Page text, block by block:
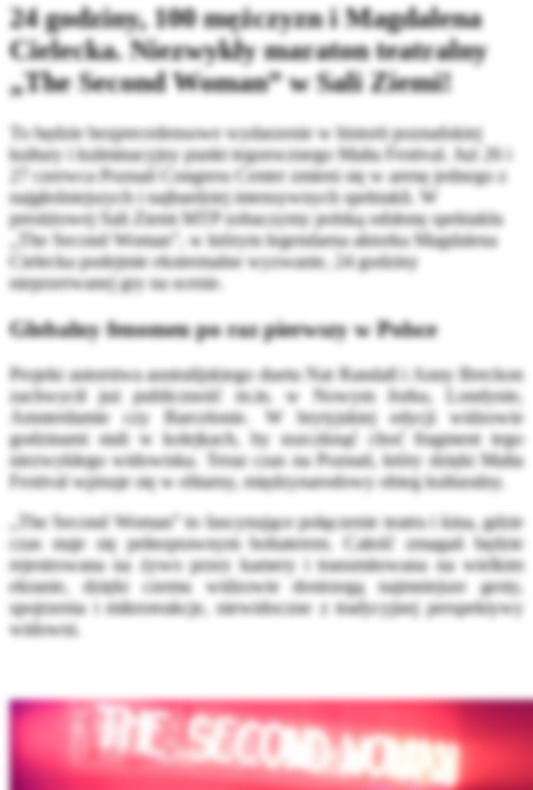
24 godziny, 100 mężczyzn i Magdalena
Cielecka. Niezwykły maraton teatralny
„The Second Woman” w Sali Ziemi!
To będzie bezprecedensowe wydarzenie w historii poznańskiej
kultury i kulminacyjny punkt tegorocznego Malta Festival. Już 26 i
27 czerwca Poznań Congress Center zmieni się w arenę jednego z
najgłośniejszych i najbardziej intensywnych spektakli. W
prestiżowej Sali Ziemi MTP zobaczymy polską odsłonę spektaklu
„The Second Woman”, w którym legendarna aktorka Magdalena
Cielecka podejmie ekstremalne wyzwanie, 24 godziny
nieprzerwanej gry na scenie.
Globalny fenomen po raz pierwszy w Polsce
Projekt autorstwa australijskiego duetu Nat Randall i Anny Breckon
zachwycił już publiczność m.in. w Nowym Jorku, Londynie,
Amsterdamie czy Barcelonie. W brytyjskiej edycji widzowie
godzinami stali w kolejkach, by uszczknąć choć fragment tego
niezwykłego widowiska.
Teraz czas na Poznań, który dzięki Malta
Festival wpisuje się w elitarny, międzynarodowy obieg kulturalny.
„The Second Woman” to fascynujące połączenie teatru i kina, gdzie
czas staje się pełnoprawnym bohaterem.
Całość zmagań będzie
rejestrowana na żywo przez kamery i transmitowana na wielkim
ekranie, dzięki czemu widzowie dostrzegą najmniejsze gesty,
spojrzenia i mikroreakcje, niewidoczne z tradycyjnej perspektywy
widowni.